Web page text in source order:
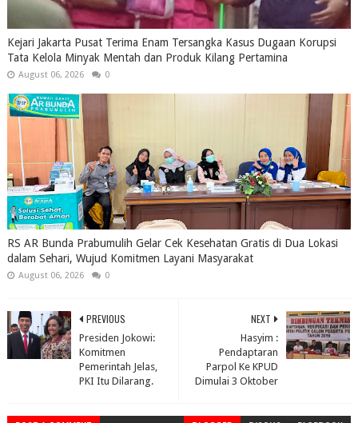
Kejari Jakarta Pusat Terima Enam Tersangka Kasus Dugaan Korupsi
Tata Kelola Minyak Mentah dan Produk Kilang Pertamina
August 06, 2026 0
RS AR Bunda Prabumulih Gelar Cek Kesehatan Gratis di Dua Lokasi
dalam Sehari, Wujud Komitmen Layani Masyarakat
August 06, 2026 0
NEXT
Hasyim :
Pendaptaran
Parpol Ke KPUD
Dimulai 3 Oktober
PREVIOUS
Presiden Jokowi:
Komitmen
Pemerintah Jelas,
PKI Itu Dilarang.